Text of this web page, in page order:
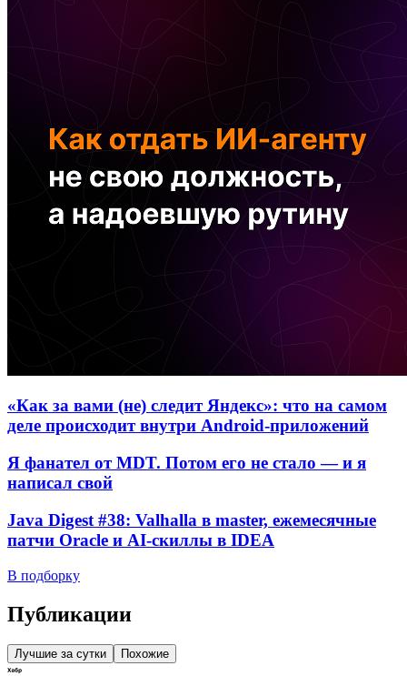
«Как за вами (не) следит Яндекс»: что на самом
деле происходит внутри Android-приложений
Я фанател от MDT. Потом его не стало — и я
написал свой
Java Digest #38: Valhalla в master, ежемесячные
патчи Oracle и AI-скиллы в IDEA
В подборку
Публикации
Лучшие за сутки Похожие